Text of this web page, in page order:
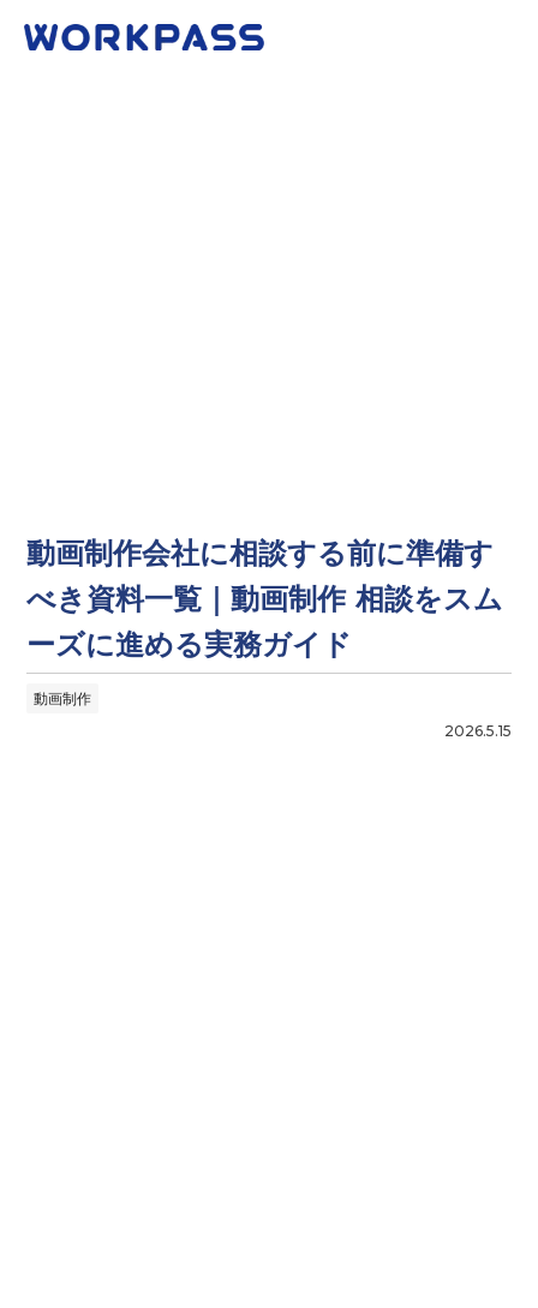
動画制作会社に相談する前に準備す
べき資料一覧｜動画制作 相談をスム
ーズに進める実務ガイド
動画制作
2026.5.15